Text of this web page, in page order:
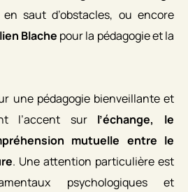
saut d’obstacles, ou encore
Blache pour la pédagogie et la
une pédagogie bienveillante et
l’accent sur l’échange, le
mutuelle entre le
. Une attention particulière est
psychologiques et